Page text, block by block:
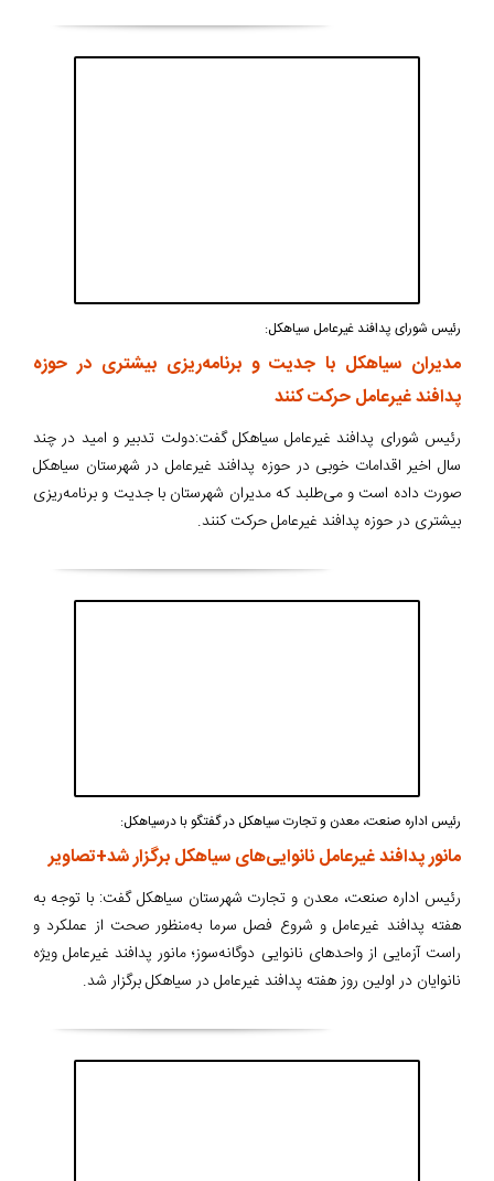
رئیس شورای پدافند غیرعامل سیاهکل:
مدیران سیاهکل با جدیت و برنامه‌ریزی بیشتری در حوزه
پدافند غیرعامل حرکت کنند
رئیس شورای پدافند غیرعامل سیاهکل گفت:دولت تدبیر و امید در چند
سال اخیر اقدامات خوبی در حوزه پدافند غیرعامل در شهرستان سیاهکل
صورت داده است و می‌طلبد که مدیران شهرستان با جدیت و برنامه‌ریزی
بیشتری در حوزه پدافند غیرعامل حرکت کنند.
رئیس اداره صنعت، معدن و تجارت سیاهکل در گفتگو با درسیاهکل:
مانور پدافند غیرعامل نانوایی‌های سیاهکل برگزار شد+تصاویر
رئیس اداره صنعت، معدن و تجارت شهرستان سیاهکل گفت: با توجه به
هفته پدافند غیرعامل و شروع فصل سرما به‌منظور صحت از عملکرد و
راست آزمایی از واحدهای نانوایی دوگانه‌سوز؛ مانور پدافند غیرعامل ویژه
نانوایان در اولین روز هفته پدافند غیرعامل در سیاهکل برگزار شد.